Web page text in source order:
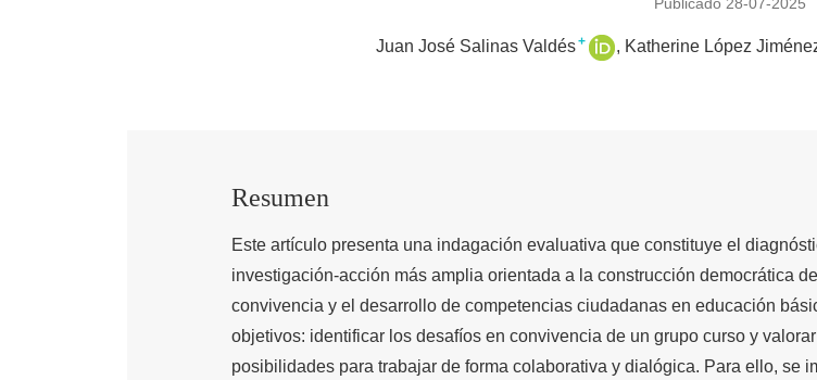
Juan José Salinas Valdés+ Katherine López
Resumen
Este artículo presenta una indagación evaluativa que constituye el
investigación-acción más amplia orientada a la construcción democrática
convivencia y el desarrollo de competencias ciudadanas en educación
objetivos: identificar los desafíos en convivencia de un grupo curso y
posibilidades para trabajar de forma colaborativa y dialógica. Para ello, se